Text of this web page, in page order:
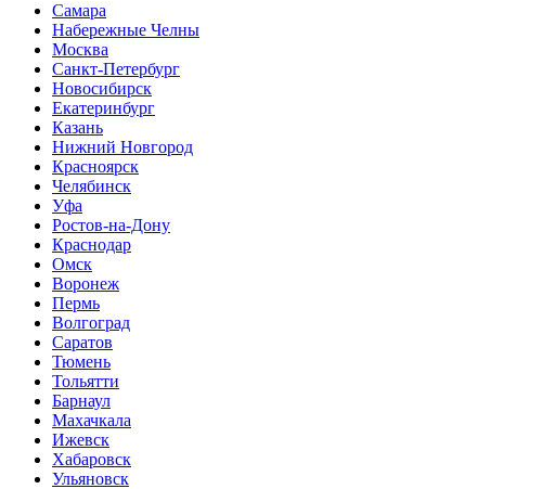
Самара
Набережные Челны
Москва
Санкт-Петербург
Новосибирск
Екатеринбург
Казань
Нижний Новгород
Красноярск
Челябинск
Уфа
Ростов-на-Дону
Краснодар
Омск
Воронеж
Пермь
Волгоград
Саратов
Тюмень
Тольятти
Барнаул
Махачкала
Ижевск
Хабаровск
Ульяновск